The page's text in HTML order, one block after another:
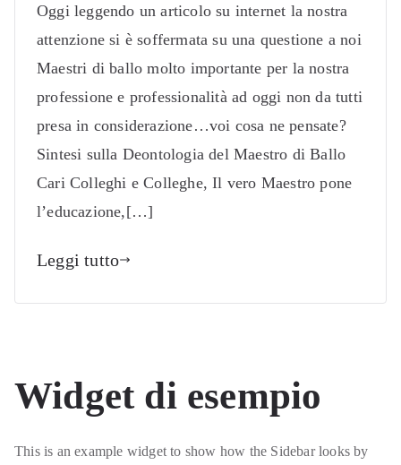
Oggi leggendo un articolo su internet la nostra
attenzione si è soffermata su una questione a noi
Maestri di ballo molto importante per la nostra
professione e professionalità ad oggi non da tutti
presa in considerazione…voi cosa ne pensate?
Sintesi sulla Deontologia del Maestro di Ballo
Cari Colleghi e Colleghe, Il vero Maestro pone
l’educazione,[…]
Leggi tutto
Widget di esempio
This is an example widget to show how the Sidebar looks by